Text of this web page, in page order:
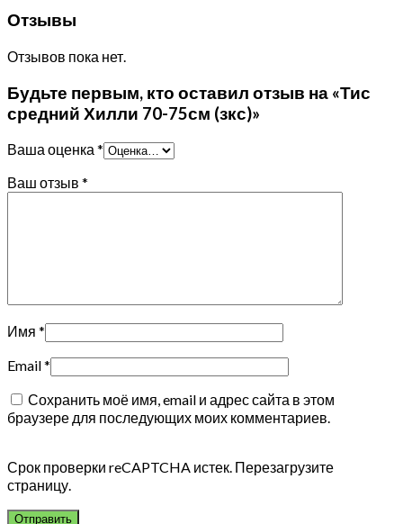
Отзывы
Отзывов пока нет.
Будьте первым, кто оставил отзыв на «Тис
средний Хилли 70-75см (зкс)»
Ваша оценка *
Ваш отзыв *
Имя *
Email*
Сохранить моё имя, email и адрес сайта в этом
браузере для последующих моих комментариев.
Срок проверки reCAPTCHA истек. Перезагрузите
страницу.